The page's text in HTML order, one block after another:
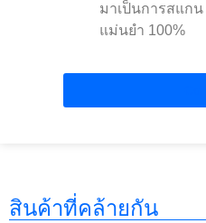
มาเป็นการสแกน
แม่นยำ 100%
สินค้าที่คล้ายกัน